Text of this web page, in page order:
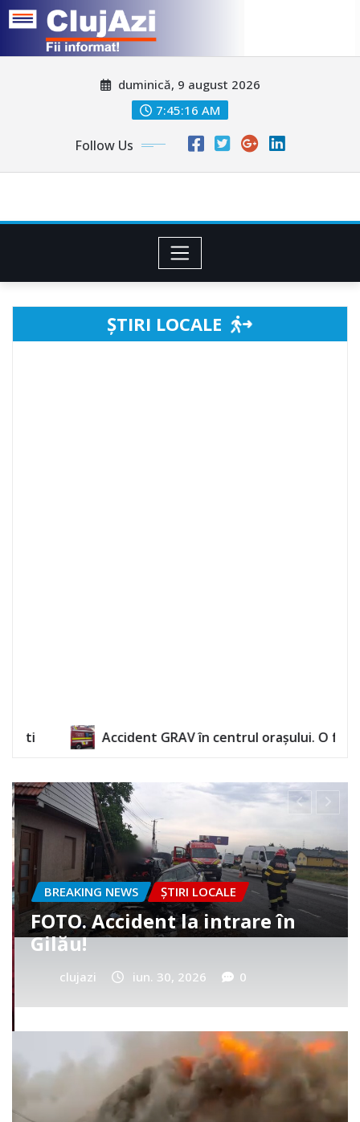
duminică, 9 august 2026
7:45:18 AM
Follow Us
ȘTIRI LOCALE
în centrul orașului. O femeie a rămas încarcerată
BREAKING NEWS ȘTIRI LOCALE
Cum a murit băiețelul din
Vultureni? Era cu tatăl în
cimitir
clujazi iun. 25, 2026 0